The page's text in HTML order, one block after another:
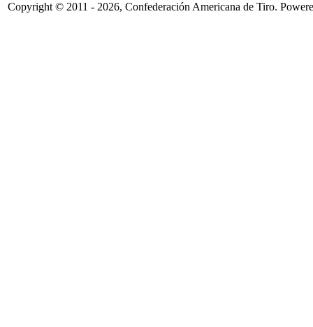
Copyright © 2011 - 2026, Confederación Americana de Tiro.